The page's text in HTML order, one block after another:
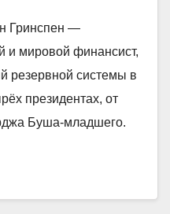
Гринспен —
и мировой финансист,
резервной системы в
президентах, от
Буша-младшего.